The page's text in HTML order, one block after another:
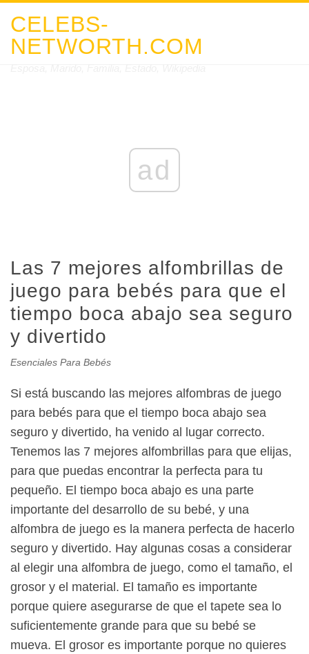
CELEBS-
NETWORTH.COM
ad
Las 7 mejores alfombrillas de
juego para bebés para que el
tiempo boca abajo sea seguro
y divertido
Esenciales Para Bebés
Si está buscando las mejores alfombras de juego
para bebés para que el tiempo boca abajo sea
seguro y divertido, ha venido al lugar correcto.
Tenemos las 7 mejores alfombrillas para que elijas,
para que puedas encontrar la perfecta para tu
pequeño. El tiempo boca abajo es una parte
importante del desarrollo de su bebé, y una
alfombra de juego es la manera perfecta de hacerlo
seguro y divertido. Hay algunas cosas a considerar
al elegir una alfombra de juego, como el tamaño, el
grosor y el material. El tamaño es importante
porque quiere asegurarse de que el tapete sea lo
suficientemente grande para que su bebé se
mueva. El grosor es importante porque no quieres